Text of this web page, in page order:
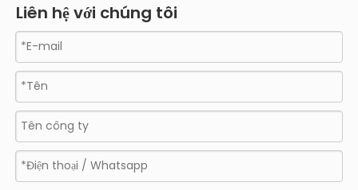
Liên hệ với chúng tôi